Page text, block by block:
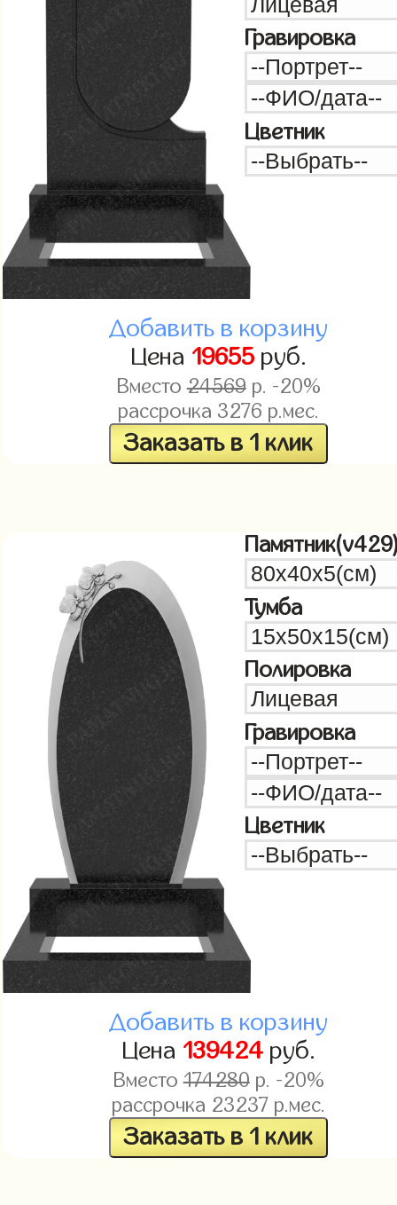
Гравировка
Цветник
Добавить в корзину
Цена 19655руб.
Вместо24569р. -20%
рассрочка 3276 р.мес.
Заказать в 1 клик
Тумба
Полировка
Гравировка
Цветник
Добавить в корзину
Цена 139424руб.
Вместо174280р. -20%
рассрочка 23237 р.мес.
Заказать в 1 клик